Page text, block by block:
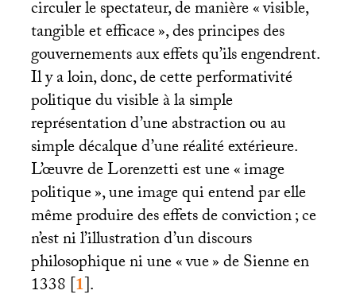
circuler le spectateur, de manière «visible,
tangible et efficace», des principes des
gouvernements aux effets qu’ils engendrent.
Il y a loin, donc, de cette performativité
politique du visible à la simple
représentation d’une abstraction ou au
simple décalque d’une réalité extérieure.
L’œuvre de Lorenzetti est une «image
politique», une image qui entend par elle
même produire des effets de conviction; ce
n’est ni l’illustration d’un discours
philosophique ni une «vue» de Sienne en
1338[1].